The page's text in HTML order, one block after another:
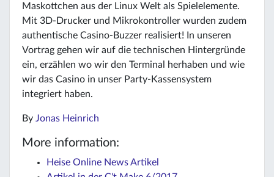
Maskottchen aus der Linux Welt als Spielelemente.
Mit 3D-Drucker und Mikrokontroller wurden zudem
authentische Casino-Buzzer realisiert! In unseren
Vortrag gehen wir auf die technischen Hintergründe
ein, erzählen wo wir den Terminal herhaben und wie
wir das Casino in unser Party-Kassensystem
integriert haben.
By Jonas Heinrich
More information:
Heise Online News Artikel